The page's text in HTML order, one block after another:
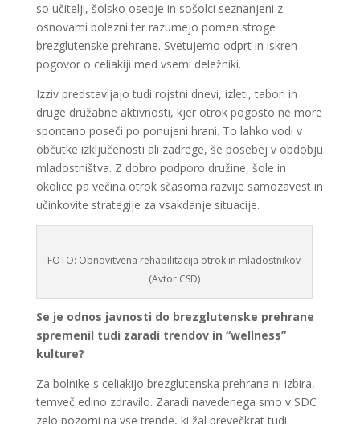
so učitelji, šolsko osebje in sošolci seznanjeni z
osnovami bolezni ter razumejo pomen stroge
brezglutenske prehrane. Svetujemo odprt in iskren
pogovor o celiakiji med vsemi deležniki.
Izziv predstavljajo tudi rojstni dnevi, izleti, tabori in
druge družabne aktivnosti, kjer otrok pogosto ne more
spontano poseči po ponujeni hrani. To lahko vodi v
občutke izključenosti ali zadrege, še posebej v obdobju
mladostništva. Z dobro podporo družine, šole in
okolice pa večina otrok sčasoma razvije samozavest in
učinkovite strategije za vsakdanje situacije.
FOTO: Obnovitvena rehabilitacija otrok in mladostnikov
(Avtor CSD)
Se je odnos javnosti do brezglutenske prehrane
spremenil tudi zaradi trendov in “wellness”
kulture?
Za bolnike s celiakijo brezglutenska prehrana ni izbira,
temveč edino zdravilo. Zaradi navedenega smo v SDC
zelo pozorni na vse trende, ki žal prevečkrat tudi